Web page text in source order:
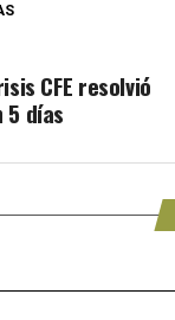
CFE resolvió
5 días